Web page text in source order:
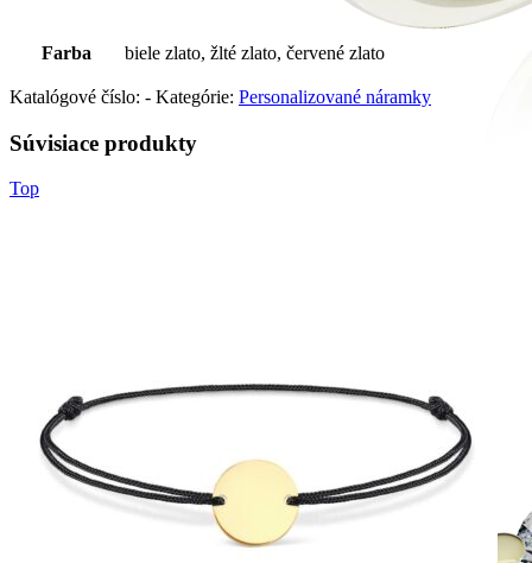
Farba biele zlato, žlté zlato, červené zlato
Katalógové číslo: - Kategórie: Personalizované náramky
Súvisiace produkty
Top